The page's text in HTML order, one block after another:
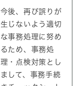
今後、再び誤りが
生じないよう適切
な事務処理に努め
るため、事務処
理・点検対策とし
まして、事務手続